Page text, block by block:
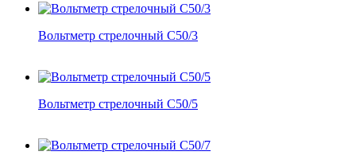
Вольтметр стрелочный С50/3
Вольтметр стрелочный С50/5